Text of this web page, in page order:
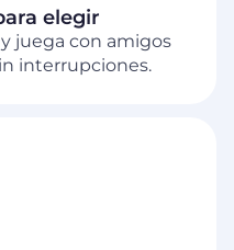
elegir
juega con amigos
interrupciones.